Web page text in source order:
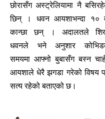
छोरासँग अस्ट्रेलियामा नै
छिन् । धवन आयशाभन्दा १०
कान्छा छन् । अदालतले
धवनले भने अनुशार
समयमा आफ्नो बुबासँग बस्न
आयशाले धेरै झगडा गरेको विषय
सत्य रहेको बताएको छ।